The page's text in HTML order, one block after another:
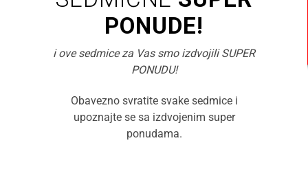
PONUDE!
i ove sedmice za Vas smo izdvojili SUPER
PONUDU!
Obavezno svratite svake sedmice i
upoznajte se sa izdvojenim super
ponudama.